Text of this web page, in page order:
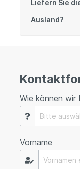
Liefern Sie
Ausland?
Wie können wir
Vorname